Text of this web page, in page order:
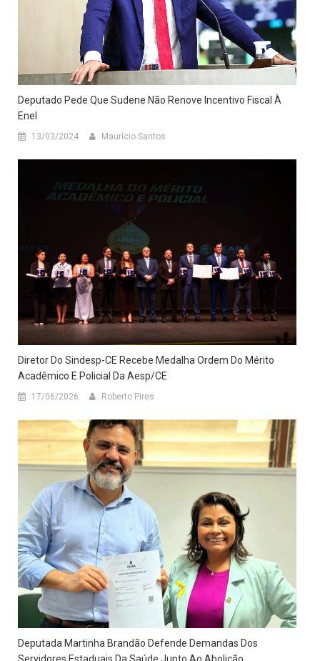
Deputado Pede Que Sudene Não Renove Incentivo Fiscal À
Enel
13/03/2024 Maurício Santos
Diretor Do Sindesp-CE Recebe Medalha Ordem Do Mérito
Acadêmico E Policial Da Aesp/CE
17/06/2026 Roberto Pires
Deputada Martinha Brandão Defende Demandas Dos